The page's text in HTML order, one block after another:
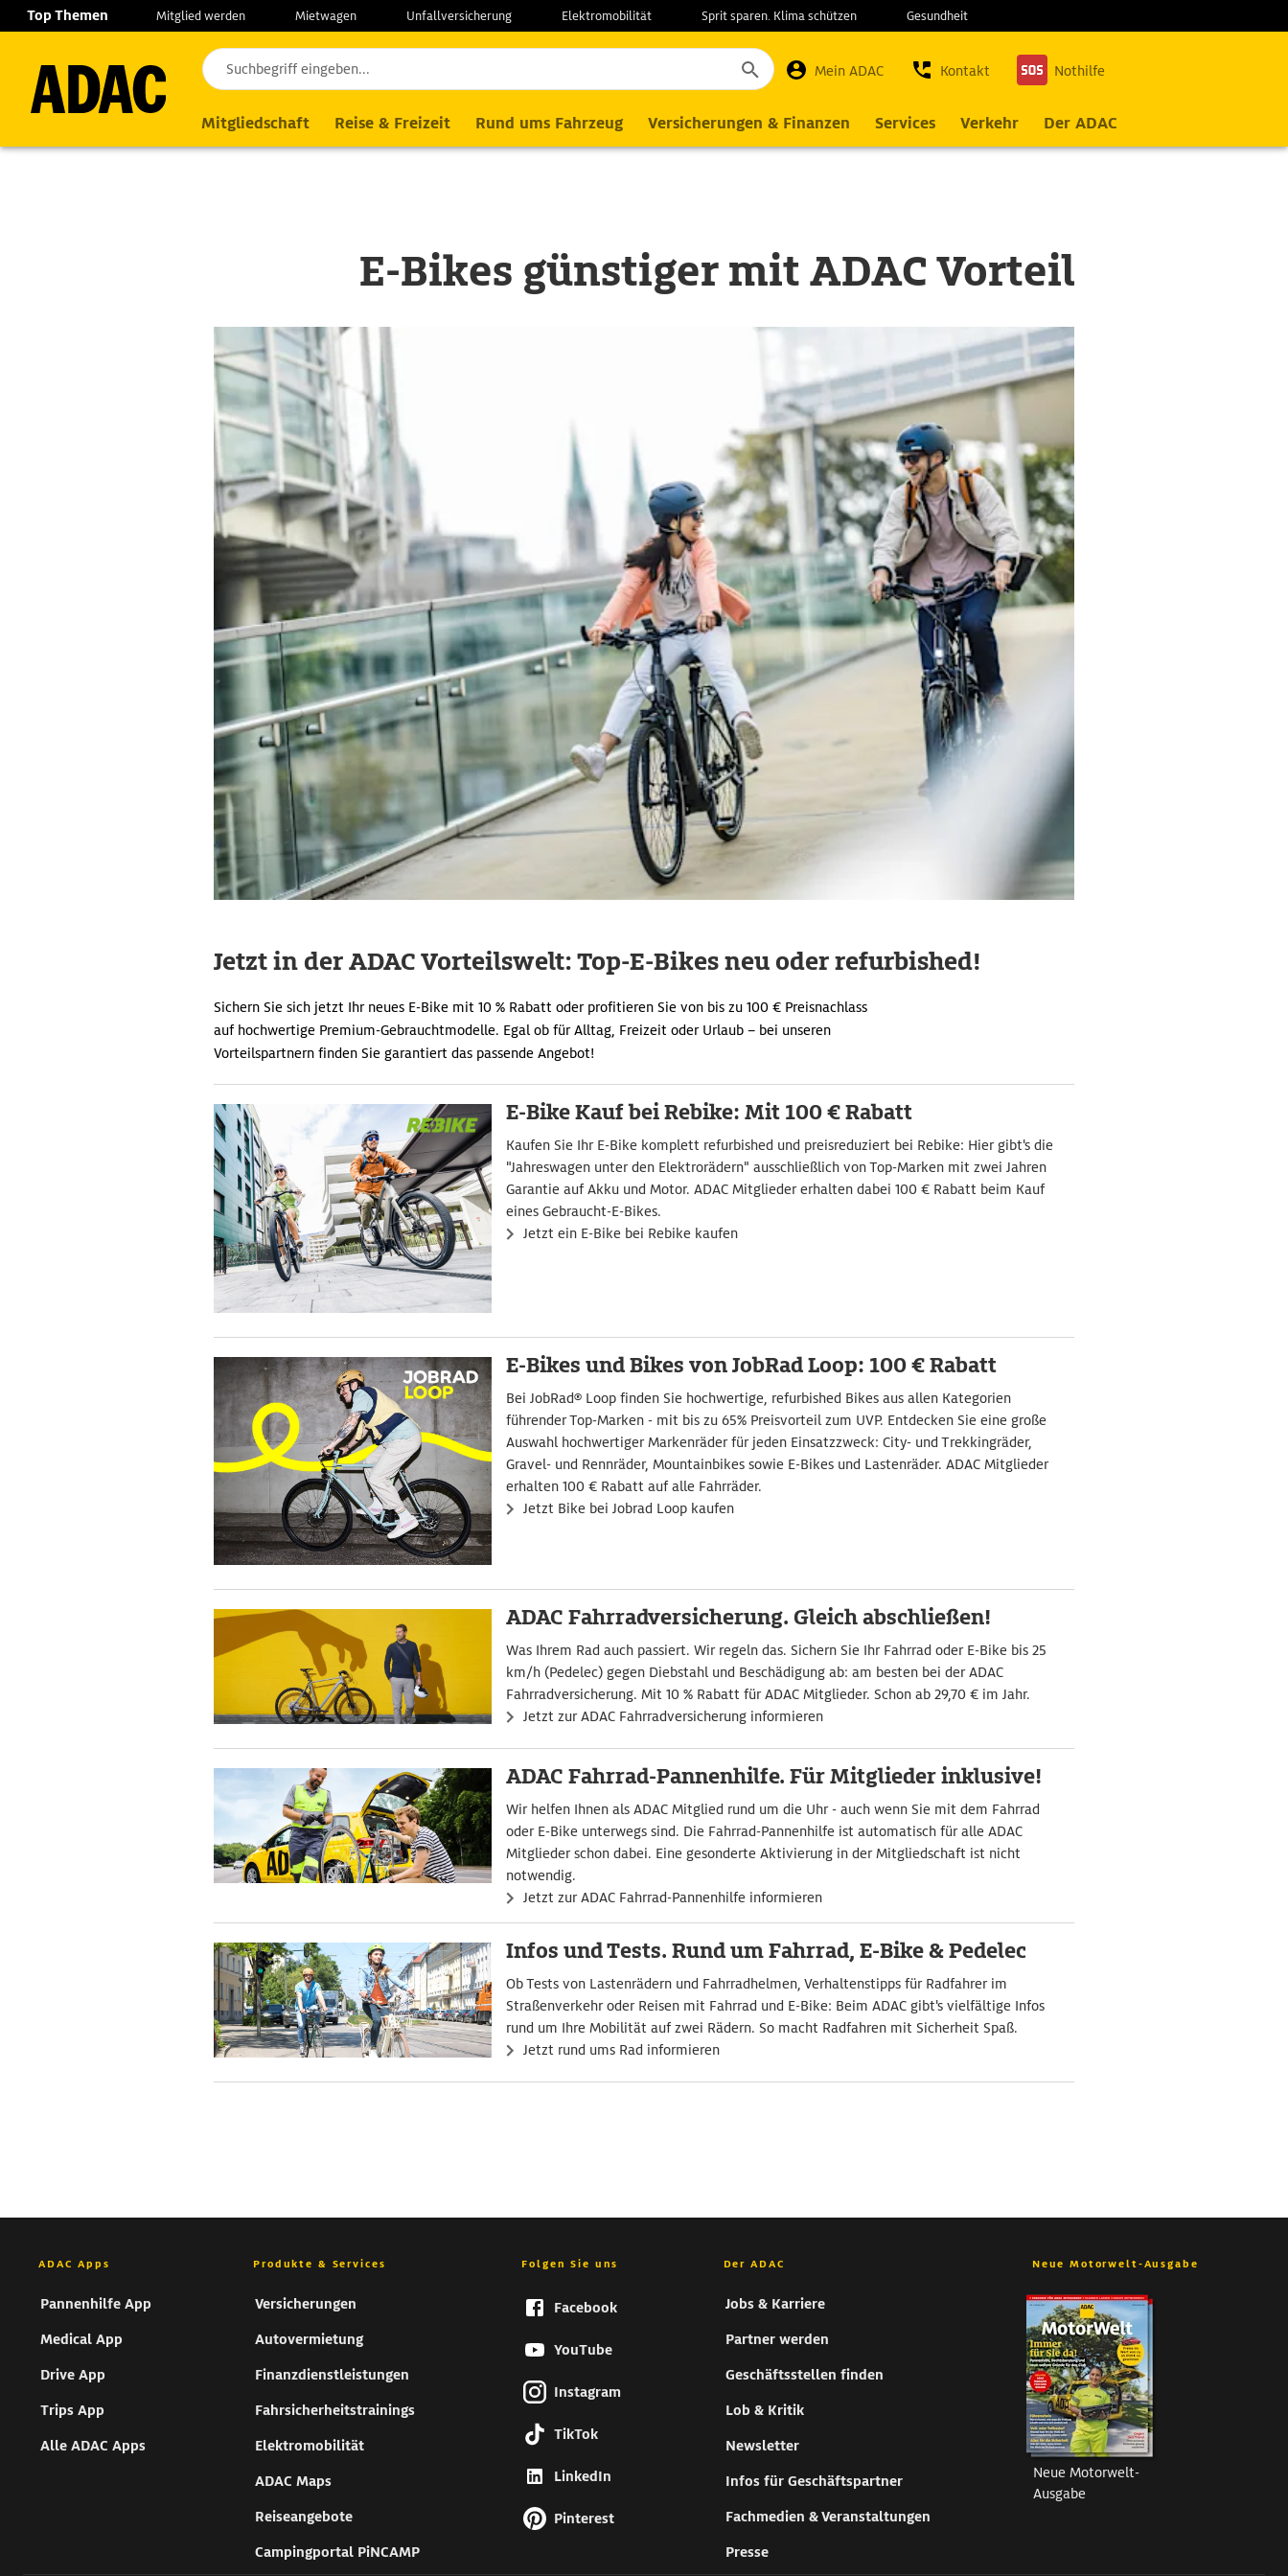
NavigationSucheSeiteninhaltFußzeile
Top Themen Mitglied werden Mietwagen Unfallversicherung Elektromobilität Sprit sparen. Klima schützen Gesundheit
Mein ADAC Kontakt Nothilfe
Mitgliedschaft Reise & Freizeit Rund ums Fahrzeug Versicherungen & Finanzen Services Verkehr Der ADAC
E-Bikes günstiger mit ADAC Vorteil
Jetzt in der ADAC Vorteilswelt: Top-E-Bikes neu oder refurbished!
Sichern Sie sich jetzt Ihr neues E-Bike mit 10 % Rabatt oder profitieren Sie von bis zu 100 € Preisnachlass
auf hochwertige Premium-Gebrauchtmodelle. Egal ob für Alltag, Freizeit oder Urlaub – bei unseren
Vorteilspartnern finden Sie garantiert das passende Angebot!
E-Bike Kauf bei Rebike: Mit 100 € Rabatt
Kaufen Sie Ihr E-Bike komplett refurbished und preisreduziert bei Rebike: Hier gibt's die
"Jahreswagen unter den Elektrorädern" ausschließlich von Top-Marken mit zwei Jahren
Garantie auf Akku und Motor. ADAC Mitglieder erhalten dabei 100 € Rabatt beim Kauf
eines Gebraucht-E-Bikes.
Jetzt ein E-Bike bei Rebike kaufen
E-Bikes und Bikes von JobRad Loop: 100 € Rabatt
Bei JobRad® Loop finden Sie hochwertige, refurbished Bikes aus allen Kategorien
führender Top-Marken - mit bis zu 65% Preisvorteil zum UVP. Entdecken Sie eine große
Auswahl hochwertiger Markenräder für jeden Einsatzzweck: City- und Trekkingräder,
Gravel- und Rennräder, Mountainbikes sowie E-Bikes und Lastenräder. ADAC Mitglieder
erhalten 100 € Rabatt auf alle Fahrräder.
Jetzt Bike bei Jobrad Loop kaufen
ADAC Fahrradversicherung. Gleich abschließen!
Was Ihrem Rad auch passiert. Wir regeln das. Sichern Sie Ihr Fahrrad oder E-Bike bis 25
km/h (Pedelec) gegen Diebstahl und Beschädigung ab: am besten bei der ADAC
Fahrradversicherung. Mit 10 % Rabatt für ADAC Mitglieder. Schon ab 29,70 € im Jahr.
Jetzt zur ADAC Fahrradversicherung informieren
ADAC Fahrrad-Pannenhilfe. Für Mitglieder inklusive!
Wir helfen Ihnen als ADAC Mitglied rund um die Uhr - auch wenn Sie mit dem Fahrrad
oder E-Bike unterwegs sind. Die Fahrrad-Pannenhilfe ist automatisch für alle ADAC
Mitglieder schon dabei. Eine gesonderte Aktivierung in der Mitgliedschaft ist nicht
notwendig.
Jetzt zur ADAC Fahrrad-Pannenhilfe informieren
Infos und Tests. Rund um Fahrrad, E-Bike & Pedelec
Ob Tests von Lastenrädern und Fahrradhelmen, Verhaltenstipps für Radfahrer im
Straßenverkehr oder Reisen mit Fahrrad und E-Bike: Beim ADAC gibt's vielfältige Infos
rund um Ihre Mobilität auf zwei Rädern. So macht Radfahren mit Sicherheit Spaß.
Jetzt rund ums Rad informieren
ADAC Apps
Pannenhilfe App
Medical App
Drive App
Trips App
Alle ADAC Apps
Produkte & Services
Versicherungen
Autovermietung
Finanzdienstleistungen
Fahrsicherheitstrainings
Elektromobilität
ADAC Maps
Reiseangebote
Campingportal PiNCAMP
Folgen Sie uns
Facebook
YouTube
Instagram
TikTok
LinkedIn
Pinterest
Der ADAC
Jobs & Karriere
Partner werden
Geschäftsstellen finden
Lob & Kritik
Newsletter
Infos für Geschäftspartner
Fachmedien & Veranstaltungen
Presse
Neue Motorwelt-Ausgabe
Neue Motorwelt-
Ausgabe